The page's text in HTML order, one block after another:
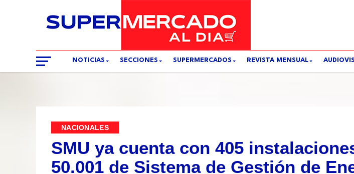
NOTICIAS SECCIONES SUPERMERCADOS REVISTA MENSUAL
NACIONALES
SMU ya cuenta con 405
50.001 de Sistema de Gestión de